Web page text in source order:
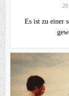
Es ist zu einer